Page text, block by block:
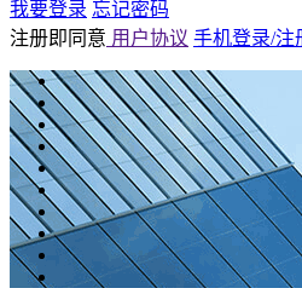
我要登录 忘记密码
注册即同意 用户协议 手机登录/注